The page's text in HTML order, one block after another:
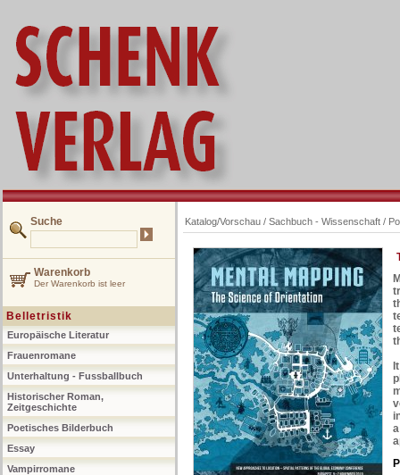
Suche
Warenkorb
Der Warenkorb ist leer
Belletristik
Europäische Literatur
Frauenromane
Unterhaltung - Fussballbuch
Historischer Roman,
Zeitgeschichte
Poetisches Bilderbuch
Essay
Vampirromane
Katalog/Vorschau / Sachbuch - Wissenschaft /